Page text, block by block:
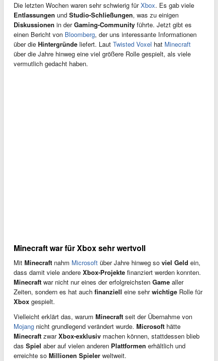
Die letzten Wochen waren sehr schwierig fürXbox. Es gab viele
Entlassungen und Studio-Schließungen, was zu einigen
Diskussionen in derGaming-Community führte. Jetzt gibt es
einen Bericht von Bloomberg, der uns interessante Informationen
über die Hintergründe liefert. Laut Twisted Voxel hat Minecraft
über die Jahre hinweg eine viel größere Rolle gespielt, als viele
vermutlich gedacht haben.
Minecraft war für Xbox sehr wertvoll
Mit Minecraft nahm Microsoft über Jahre hinweg so viel Geld ein,
dass damit viele andere Xbox-Projekte finanziert werden konnten.
Minecraft war nicht nur eines der erfolgreichsten Game aller
Zeiten, sondern es hat auch finanziell eine sehrwichtige Rolle für
Xbox gespielt.
Vielleicht erklärt das, warum Minecraft seit der Übernahme von
Mojang nicht grundlegend verändert wurde. Microsoft hätte
Minecraft zwarXbox-exklusiv machen können, stattdessen blieb
das Spiel aber auf vielen anderen Plattformen erhältlich und
erreichte so Millionen Spieler weltweit.